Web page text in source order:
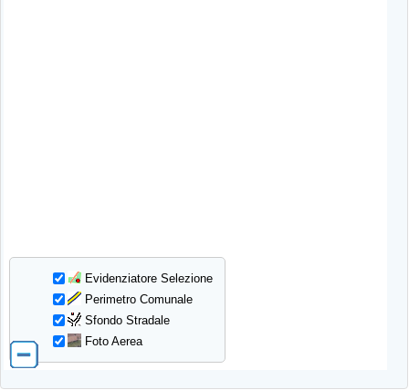
Evidenziatore Selezione
Perimetro Comunale
Sfondo Stradale
Foto Aerea